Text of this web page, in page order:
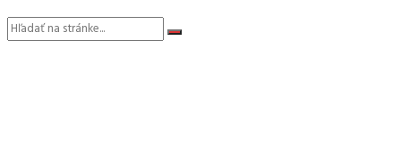
Vyhľadávanie: